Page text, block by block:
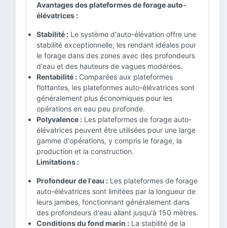
Avantages des plateformes de forage auto-
élévatrices :
Stabilité : Le système d'auto-élévation offre une
stabilité exceptionnelle, les rendant idéales pour
le forage dans des zones avec des profondeurs
d'eau et des hauteurs de vagues modérées.
Rentabilité : Comparées aux plateformes
flottantes, les plateformes auto-élévatrices sont
généralement plus économiques pour les
opérations en eau peu profonde.
Polyvalence : Les plateformes de forage auto-
élévatrices peuvent être utilisées pour une large
gamme d'opérations, y compris le forage, la
production et la construction.
Limitations :
Profondeur de l'eau : Les plateformes de forage
auto-élévatrices sont limitées par la longueur de
leurs jambes, fonctionnant généralement dans
des profondeurs d'eau allant jusqu'à 150 mètres.
Conditions du fond marin : La stabilité de la